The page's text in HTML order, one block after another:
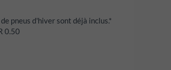
pneus d'hiver sont déjà inclus.*
0.50